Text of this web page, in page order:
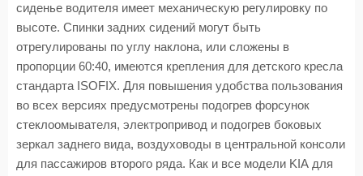
сиденье водителя имеет механическую регулировку по
высоте. Спинки задних сидений могут быть
отрегулированы по углу наклона, или сложены в
пропорции 60:40, имеются крепления для детского кресла
стандарта ISOFIX. Для повышения удобства пользования
во всех версиях предусмотрены подогрев форсунок
стеклоомывателя, электропривод и подогрев боковых
зеркал заднего вида, воздуховоды в центральной консоли
для пассажиров второго ряда. Как и все модели KIA для